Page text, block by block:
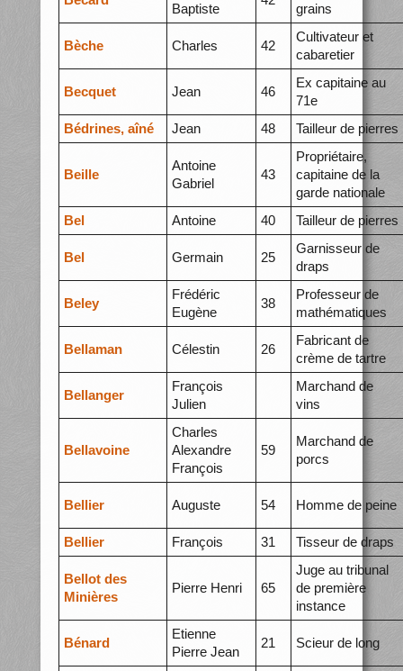
Baptiste grains
Bèche Charles 42
Cultivateur et
cabaretier
Becquet Jean 46
Ex capitaine au
71e
Bédrines, aîné
Jean 48 Tailleur de pierres
Beille
Antoine
Gabriel
43
Propriétaire,
capitaine de la
garde nationale
Bel
Antoine 40 Tailleur de pierres
Bel Germain 25
Garnisseur de
draps
Beley
Frédéric
Eugène
38
Professeur de
mathématiques
Bellaman Célestin 26
Fabricant de
crème de tartre
Bellanger
François
Julien
Marchand de
vins
Bellavoine
Charles
Alexandre
François
59
Marchand de
porcs
Bellier Auguste 54 Homme de peine
Bellier François 31 Tisseur de draps
Bellot des
Minières
Pierre Henri 65
Juge au tribunal
de première
instance
Bénard
Etienne
Pierre Jean
21 Scieur de long